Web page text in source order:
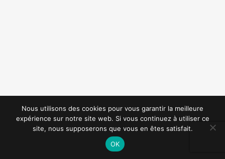
Nous utilisons des cookies pour vous garantir la meilleure
expérience sur notre site web. Si vous continuez à utiliser ce
site, nous supposerons que vous en êtes satisfait.
OK